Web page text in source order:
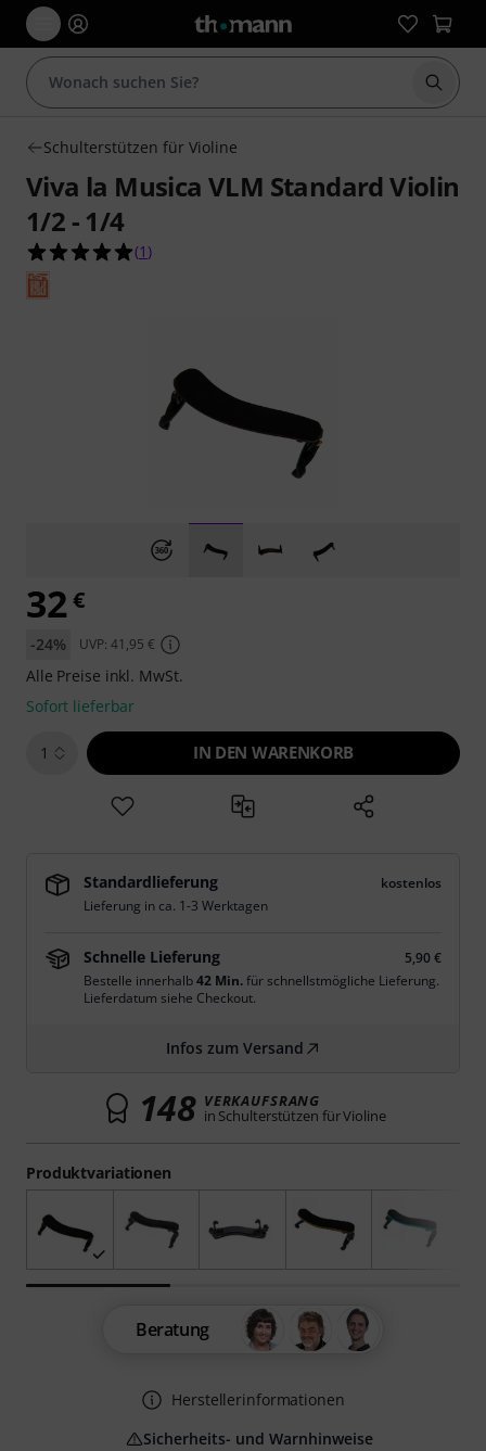
Suche
Schulterstützen für Violine
Viva la Musica VLM Standard Violin
1/2 - 1/4
5.0 von 5 Sternen aus 1 Kundenbewertungen
(1 )
Produktvariationen
32€
-24% UVP: 41,95 €
Alle Preise inkl. MwSt.
Sofort lieferbar
1 IN DEN WARENKORB
Standardlieferung
kostenlos
Lieferung in ca. 1-3 Werktagen
Schnelle Lieferung
5,90 €
Bestelle innerhalb42 Min.für schnellstmögliche Lieferung.
Lieferdatum siehe Checkout.
Infos zum Versand
148 VERKAUFSRANG
in Schulterstützen für Violine
Beratung
Herstellerinformationen
Sicherheits- und Warnhinweise